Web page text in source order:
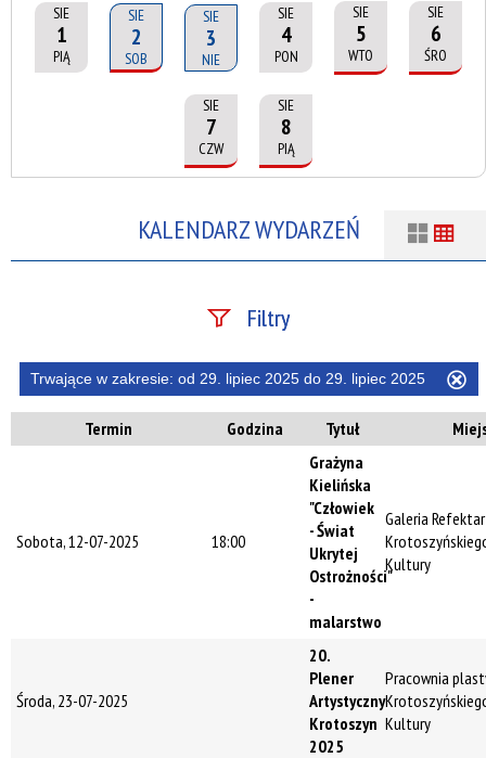
SIE
1
PIĄ
SIE
2
SOB
SIE
3
NIE
SIE
4
PON
SIE
5
WTO
SIE
6
ŚRO
SIE
7
CZW
SIE
8
PIĄ
KALENDARZ WYDARZEŃ
Filtry
Szukana fraza
Trwające w
Trwające w zakresie: od 29. lipiec 2025 do 29. lipiec 2025
filtr
Termin Godzina Tytuł
Sobota, 12-07-2025 18:00
Grażyna
Kielińska
"Człowiek
- Świat
Ukrytej
Ostrożności"
-
malarstwo
Galeria
Kultury
Środa, 23-07-2025
20.
Plener
Artystyczny
Krotoszyn
2025
Pracownia
Kultury